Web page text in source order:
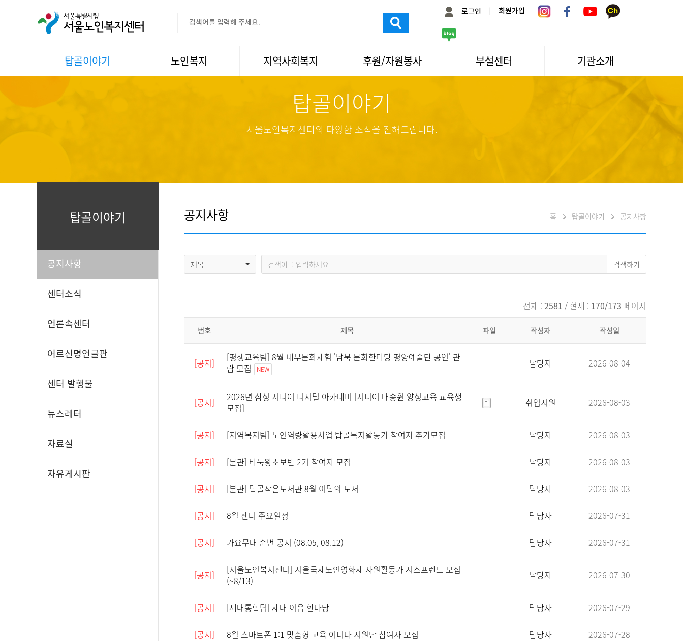
로그인 회원가입
탑골이야기
자료실
노인복지
스마트복지사업
지역사회복지
서울국제노인영화제
나눔축제/국화축제
활기찬미래연구소
어르신문화거리사업
후원/자원봉사
후원
자원봉사
기업사회봉사
부설센터 기관소개
기관방문/시설대관
오시는길
채용
일과봉사 자원봉사신청 기관방문 시설대관 뉴스레터 비.나이다 채용
탑골이야기
서울노인복지센터의 다양한 소식을 전해드립니다.
탑골이야기
공지사항
센터소식
언론속센터
어르신명언글판
센터 발행물
뉴스레터
자료실
자유게시판
공지사항 홈 탑골이야기 공지사항
제목
전체 : 2581 / 현재 : 170/173 페이지
번호 제목 파일 작성자 작성일
[공지]
[평생교육팀] 8월 내부문화체험 '남북 문화한마당 평양예술단 공연' 관
람 모집
NEW 담당자 2026-08-04
[공지]
2026년 삼성 시니어 디지털 아카데미 [시니어 배송원 양성교육 교육생
모집]
취업지원 2026-08-03
[공지] [지역복지팀] 노인역량활용사업 탑골복지활동가 참여자 추가모집 담당자 2026-08-03
[공지] [분관] 바둑왕초보반 2기 참여자 모집 담당자 2026-08-03
[공지] [분관] 탑골작은도서관 8월 이달의 도서 담당자 2026-08-03
[공지] 8월 센터 주요일정 담당자 2026-07-31
[공지] 가요무대 순번 공지 (08.05, 08.12) 담당자 2026-07-31
[공지]
[서울노인복지센터] 서울국제노인영화제 자원활동가 시스프렌드 모집
(~8/13)
담당자 2026-07-30
[공지] [세대통합팀] 세대 이음 한마당 담당자 2026-07-29
[공지] 8월 스마트폰 1:1 맞춤형 교육 어디나 지원단 참여자 모집 담당자 2026-07-28